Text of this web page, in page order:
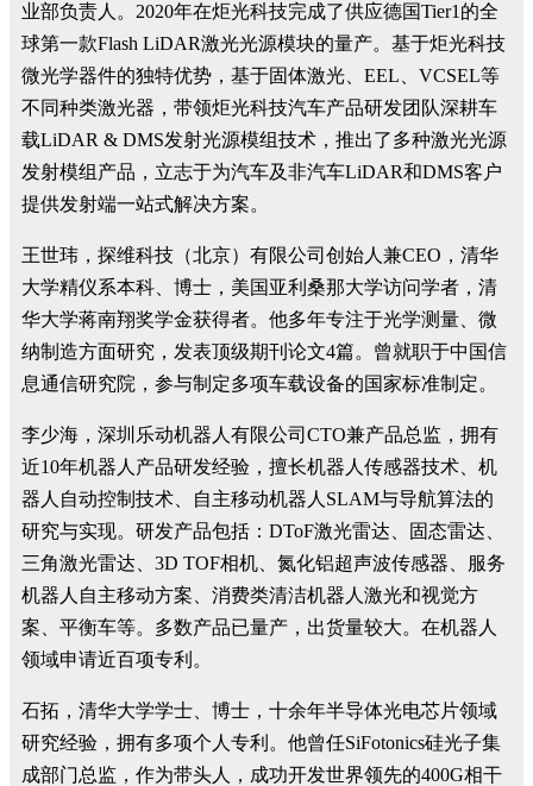
业部负责人。2020年在炬光科技完成了供应德国Tier1的全
球第一款Flash LiDAR激光光源模块的量产。基于炬光科技
微光学器件的独特优势，基于固体激光、EEL、VCSEL等
不同种类激光器，带领炬光科技汽车产品研发团队深耕车
载LiDAR & DMS发射光源模组技术，推出了多种激光光源
发射模组产品，立志于为汽车及非汽车LiDAR和DMS客户
提供发射端一站式解决方案。
王世玮，探维科技（北京）有限公司创始人兼CEO，清华
大学精仪系本科、博士，美国亚利桑那大学访问学者，清
华大学蒋南翔奖学金获得者。他多年专注于光学测量、微
纳制造方面研究，发表顶级期刊论文4篇。曾就职于中国信
息通信研究院，参与制定多项车载设备的国家标准制定。
李少海，深圳乐动机器人有限公司CTO兼产品总监，拥有
近10年机器人产品研发经验，擅长机器人传感器技术、机
器人自动控制技术、自主移动机器人SLAM与导航算法的
研究与实现。研发产品包括：DToF激光雷达、固态雷达、
三角激光雷达、3D TOF相机、氮化铝超声波传感器、服务
机器人自主移动方案、消费类清洁机器人激光和视觉方
案、平衡车等。多数产品已量产，出货量较大。在机器人
领域申请近百项专利。
石拓，清华大学学士、博士，十余年半导体光电芯片领域
研究经验，拥有多项个人专利。他曾任SiFotonics硅光子集
成部门总监，作为带头人，成功开发世界领先的400G相干